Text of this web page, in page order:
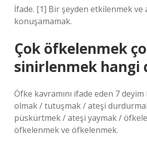
İfade. [1] Bir şeyden etkilenmek ve
konuşamamak.
Çok öfkelenmek
sinirlenmek hangi
Öfke kavramını ifade eden 7
olmak / tutuşmak / ateşi
püskürtmek / ateşi yaymak /
öfkelenmek ve öfkelenmek.